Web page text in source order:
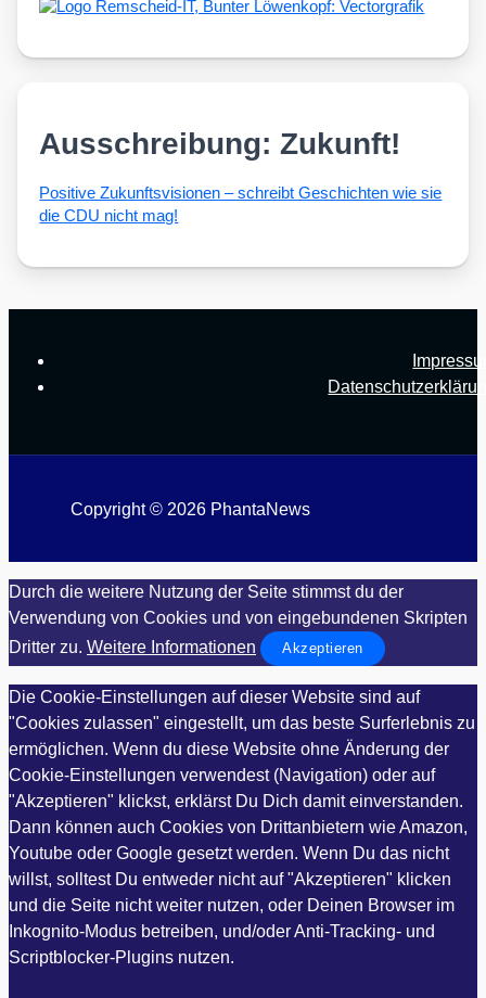
Ausschreibung: Zukunft!
Posi­ti­ve Zukunfts­vi­sio­nen – schreibt Geschich­ten wie sie
die CDU nicht mag!
Copyright © 2026 PhantaNews
Durch die weitere Nutzung der Seite stimmst du der
Verwendung von Cookies und von eingebundenen Skripten
Dritter zu. Weitere Informationen Akzeptieren
Die Cookie-Einstellungen auf dieser Website sind auf
"Cookies zulassen" eingestellt, um das beste Surferlebnis zu
ermöglichen. Wenn du diese Website ohne Änderung der
Cookie-Einstellungen verwendest (Navigation) oder auf
"Akzeptieren" klickst, erklärst Du Dich damit einverstanden.
Dann können auch Cookies von Drittanbietern wie Amazon,
Youtube oder Google gesetzt werden. Wenn Du das nicht
willst, solltest Du entweder nicht auf "Akzeptieren" klicken
und die Seite nicht weiter nutzen, oder Deinen Browser im
Inkognito-Modus betreiben, und/oder Anti-Tracking- und
Scriptblocker-Plugins nutzen.